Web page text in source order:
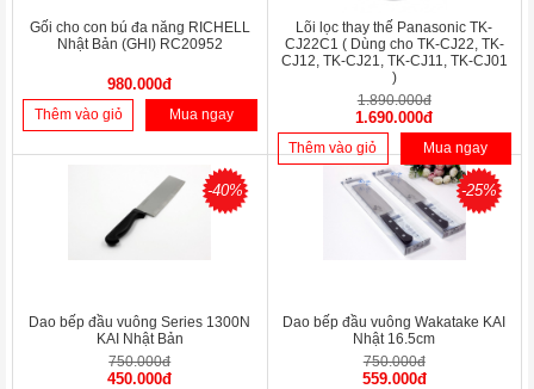
Gối cho con bú đa năng RICHELL
Nhật Bản (GHI) RC20952
980.000đ
Thêm vào giỏ Mua ngay
Lõi lọc thay thế Panasonic TK-
CJ22C1 ( Dùng cho TK-CJ22, TK-
CJ12, TK-CJ21, TK-CJ11, TK-CJ01
)
1.890.000đ
1.690.000đ
Thêm vào giỏ Mua ngay
-40%
Dao bếp đầu vuông Series 1300N
KAI Nhật Bản
750.000đ
450.000đ
-25%
Dao bếp đầu vuông Wakatake KAI
Nhật 16.5cm
750.000đ
559.000đ